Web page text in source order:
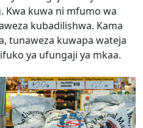
Kwa kuwa ni mfumo wa
kubadilishwa. Kama
tunaweza kuwapa wateja
ya ufungaji ya mkaa.